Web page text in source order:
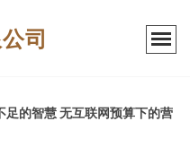
司
足的智慧 无互联网预算下的营